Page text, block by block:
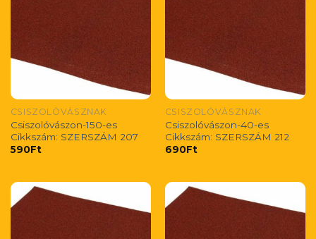
CSISZOLÓVÁSZNAK
Csiszolóvászon-150-es
Cikkszám: SZERSZÁM 207
590Ft
CSISZOLÓVÁSZNAK
Csiszolóvászon-40-es
Cikkszám: SZERSZÁM 212
690Ft